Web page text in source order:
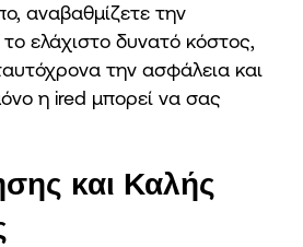
αναβαθμίζετε την
ελάχιστο δυνατό κόστος,
την ασφάλεια και
η ired μπορεί να σας
και Καλής